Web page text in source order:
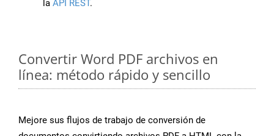
la API REST.
Convertir Word PDF archivos en
línea: método rápido y sencillo
Mejore sus flujos de trabajo de conversión de